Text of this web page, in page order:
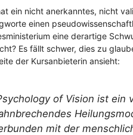
ein nicht anerkanntes, nicht
einen
eine derartige
Es fällt schwer, dies zu
der Kursanbieterin ansieht:
of Vision ist ein
mit der